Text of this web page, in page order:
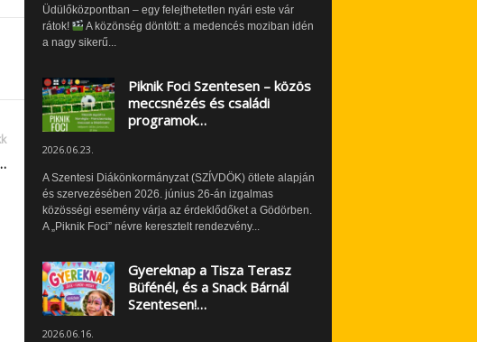
Üdülőközpontban – egy felejthetetlen nyári este vár
rátok!
A közönség döntött: a medencés moziban idén
a nagy sikerű...
Piknik Foci Szentesen – közös
meccsnézés és családi
programok…
2026.06.23.
A Szentesi Diákönkormányzat (SZÍVDÖK) ötlete alapján
és szervezésében 2026. június 26-án izgalmas
közösségi esemény várja az érdeklődőket a Gödörben.
A „Piknik Foci” névre keresztelt rendezvény...
Gyereknap a Tisza Terasz
Büfénél, és a Snack Bárnál
Szentesen!…
2026.06.16.